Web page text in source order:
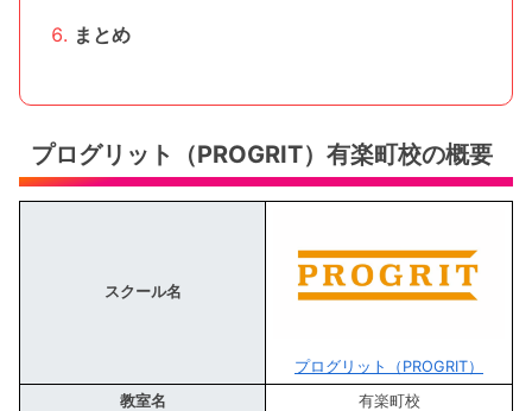
まとめ
プログリット（PROGRIT）有楽町校の概要
スクール名
プログリット（PROGRIT）
教室名
有楽町校